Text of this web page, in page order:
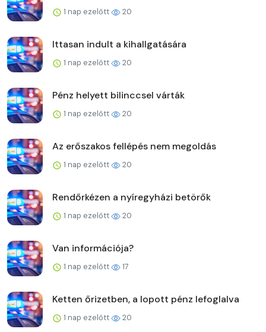
1 nap ezelőtt 20
Ittasan indult a kihallgatására
1 nap ezelőtt 20
Pénz helyett bilinccsel várták
1 nap ezelőtt 20
Az erőszakos fellépés nem megoldás
1 nap ezelőtt 20
Rendőrkézen a nyíregyházi betörők
1 nap ezelőtt 20
Van információja?
1 nap ezelőtt 17
Ketten őrizetben, a lopott pénz lefoglalva
1 nap ezelőtt 20